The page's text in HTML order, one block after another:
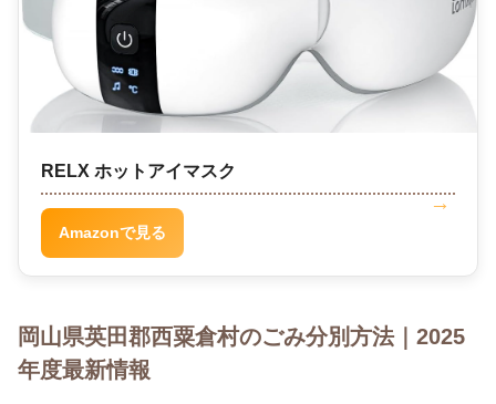
RELX ホットアイマスク
Amazonで見る
岡山県英田郡西粟倉村のごみ分別方法｜2025
年度最新情報